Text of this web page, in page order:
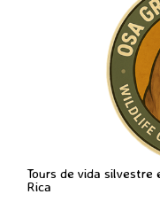
Tours de vida silvestre
Rica